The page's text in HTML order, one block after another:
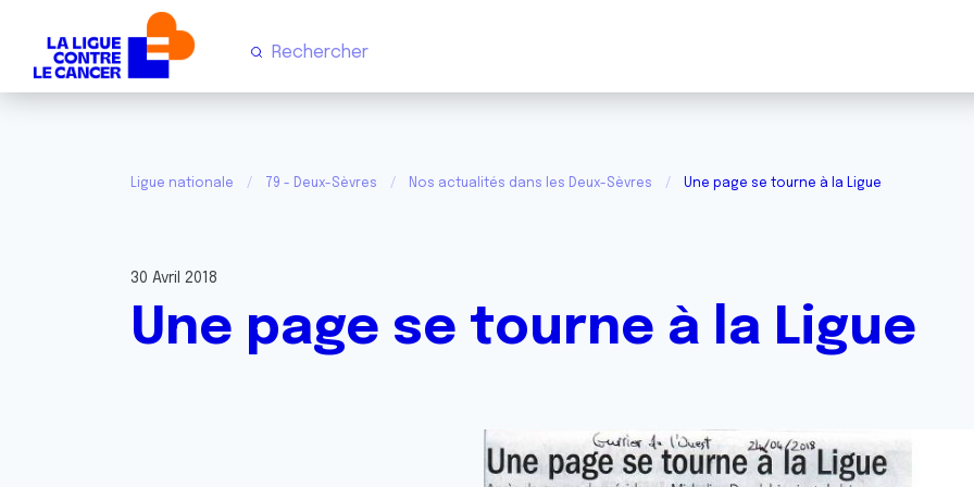
Ligue nationale 79 - Deux-Sèvres Nos actualités dans les Deux-Sèvres Une page se tourne à la Ligue
30 Avril 2018
Une page se tourne à la Ligue